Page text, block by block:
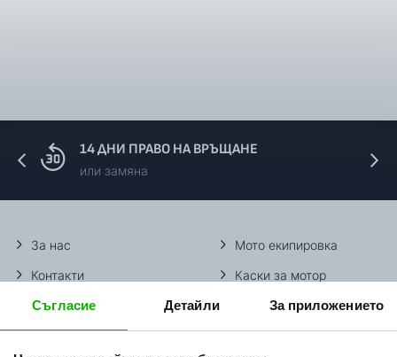
Съгласие Детайли За приложението
14 ДНИ ПРАВО НА ВРЪЩАНЕ
или замяна
За нас
Контакти
Методи доставка
Начини плащане
Мото екипировка
Каски за мотор
Ботуши за мотор
Гуми за мотор